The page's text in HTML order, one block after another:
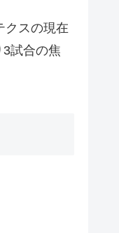
クスの現在
試合の焦